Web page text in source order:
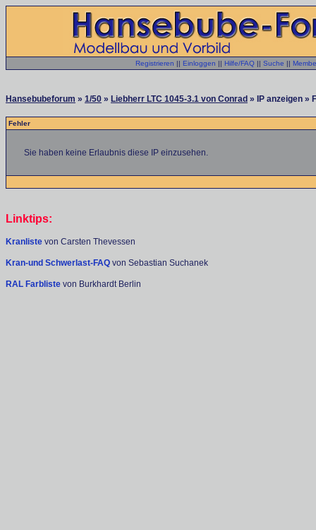
Registrieren || Einloggen || Hilfe/FAQ || Suche ||
Hansebubeforum » 1/50 » Liebherr LTC 1045-3.1 von Conrad » IP anzeigen »
Fehler
Sie haben keine Erlaubnis diese IP einzusehen.
Linktips:
Kranliste von Carsten Thevessen
Kran-und Schwerlast-FAQ von Sebastian Suchanek
RAL Farbliste von Burkhardt Berlin